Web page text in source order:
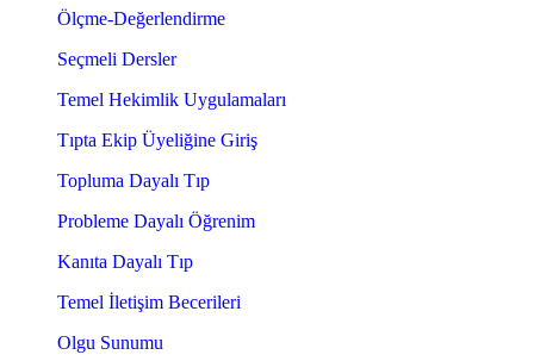
Ölçme-Değerlendirme
Seçmeli Dersler
Temel Hekimlik Uygulamaları
Tıpta Ekip Üyeliğine Giriş
Topluma Dayalı Tıp
Probleme Dayalı Öğrenim
Kanıta Dayalı Tıp
Temel İletişim Becerileri
Olgu Sunumu